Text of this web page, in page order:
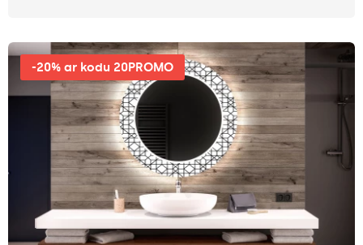
-20% ar kodu 20PROMO